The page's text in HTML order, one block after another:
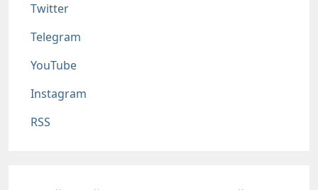
Twitter
Telegram
YouTube
Instagram
RSS
Подвал